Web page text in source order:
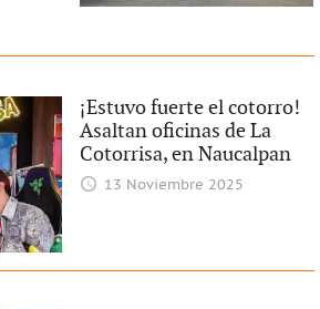
¡Estuvo fuerte el cotorro!
Asaltan oficinas de La
Cotorrisa, en Naucalpan
13 Noviembre 2025